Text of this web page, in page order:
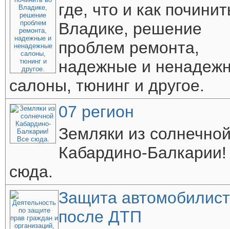
где, что и как
Владике, решение
проблем ремонта,
надежные и
салоны, тюнинг и другое.
07 регион
Земляки из
Кабардино-
сюда.
Защита
после ДТП